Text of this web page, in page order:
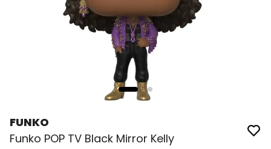
FUNKO
Funko POP TV Black Mirror Kelly